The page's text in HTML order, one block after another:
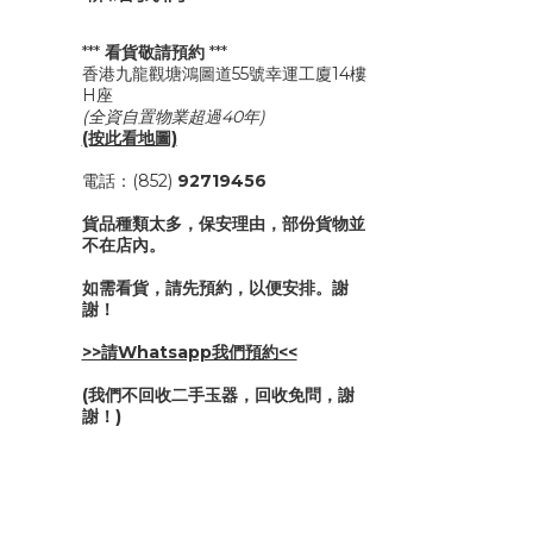
*** 看貨敬請預約***
香港九龍觀塘鴻圖道55號幸運工廈14樓
H座
(全資自置物業超過40年)
(按此看地圖)
電話：(852) 92719456
貨品種類太多，保安理由，部份貨物並
不在店內。
如需看貨，請先預約，以便安排。謝
謝！
>>請Whatsapp我們預約<<
(我們不回收二手玉器，回收免問，謝
謝！)